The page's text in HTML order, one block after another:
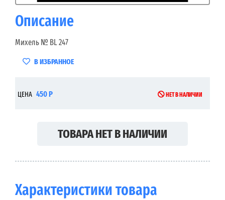
Описание
Михель № BL 247
В ИЗБРАННОЕ
ЦЕНА 450 Р НЕТ В НАЛИЧИИ
ТОВАРА НЕТ В НАЛИЧИИ
Характеристики товара